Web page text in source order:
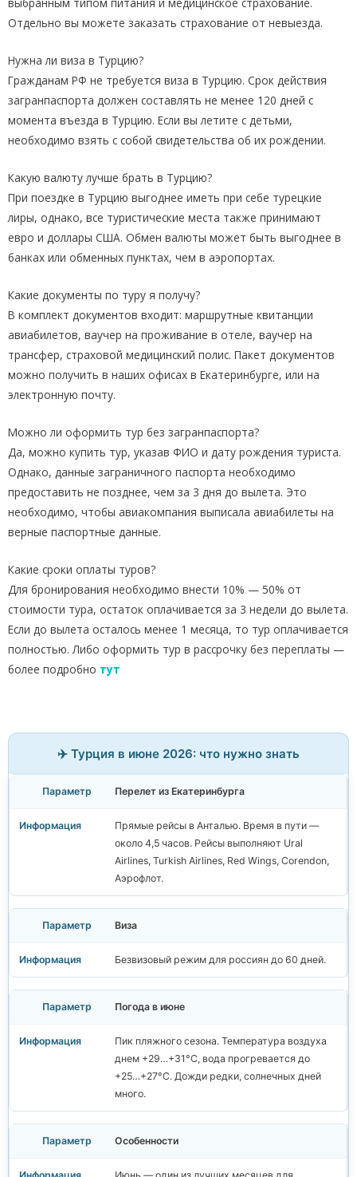
выбранным типом питания и медицинское страхование.
Отдельно вы можете заказать страхование от невыезда.
Нужна ли виза в Турцию?
Гражданам РФ не требуется виза в Турцию. Срок действия
загранпаспорта должен составлять не менее 120 дней с
момента въезда в Турцию. Если вы летите с детьми,
необходимо взять с собой свидетельства об их рождении.
Какую валюту лучше брать в Турцию?
При поездке в Турцию выгоднее иметь при себе турецкие
лиры, однако, все туристические места также принимают
евро и доллары США. Обмен валюты может быть выгоднее в
банках или обменных пунктах, чем в аэропортах.
Какие документы по туру я получу?
В комплект документов входит: маршрутные квитанции
авиабилетов, ваучер на проживание в отеле, ваучер на
трансфер, страховой медицинский полис. Пакет документов
можно получить в наших офисах в Екатеринбурге, или на
электронную почту.
Можно ли оформить тур без загранпаспорта?
Да, можно купить тур, указав ФИО и дату рождения туриста.
Однако, данные заграничного паспорта необходимо
предоставить не позднее, чем за 3 дня до вылета. Это
необходимо, чтобы авиакомпания выписала авиабилеты на
верные паспортные данные.
Какие сроки оплаты туров?
Для бронирования необходимо внести 10% — 50% от
стоимости тура, остаток оплачивается за 3 недели до вылета.
Если до вылета осталось менее 1 месяца, то тур оплачивается
полностью. Либо оформить тур в рассрочку без переплаты —
более подробно тут
✈️ Турция в июне 2026: что нужно знать
Перелет из Екатеринбурга
Прямые рейсы в Анталью. Время в пути —
около 4,5 часов. Рейсы выполняют Ural
Airlines, Turkish Airlines, Red Wings, Corendon,
Аэрофлот.
Виза
Безвизовый режим для россиян до 60 дней.
Погода в июне
Пик пляжного сезона. Температура воздуха
днем +29…+31°C, вода прогревается до
+25…+27°C. Дожди редки, солнечных дней
много.
Особенности